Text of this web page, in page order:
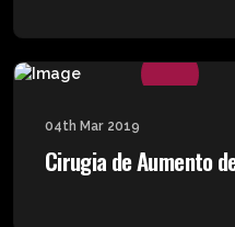
04th Mar 2019
Cirugia de Aumento